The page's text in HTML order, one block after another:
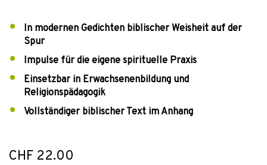
In modernen Gedichten biblischer Weisheit auf der
Spur
Impulse für die eigene spirituelle Praxis
Einsetzbar in Erwachsenenbildung und
Religionspädagogik
Vollständiger biblischer Text im Anhang
CHF 22.00